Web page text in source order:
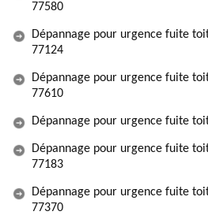
77580
Dépannage pour urgence fuite
77124
Dépannage pour urgence fuite
77610
Dépannage pour urgence fuite
Dépannage pour urgence fuite
77183
Dépannage pour urgence fuite
77370